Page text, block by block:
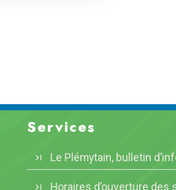
Services
Le Plémytain, bulletin
Horaires d’ouverture des